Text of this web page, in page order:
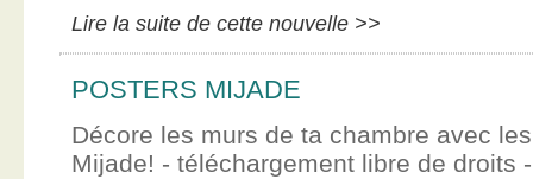
Lire la suite de cette nouvelle >>
POSTERS MIJADE
Décore les murs de ta chambre avec
Mijade! - téléchargement libre de droits -